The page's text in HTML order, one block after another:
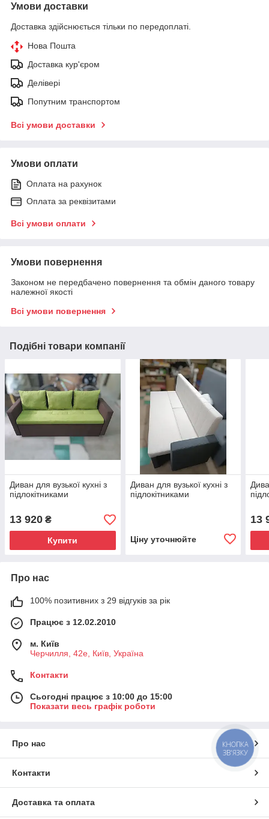
Умови доставки
Доставка здійснюється тільки по передоплаті.
Нова Пошта
Доставка кур'єром
Делівері
Попутним транспортом
Всі умови доставки
Умови оплати
Оплата на рахунок
Оплата за реквізитами
Всі умови оплати
Умови повернення
Законом не передбачено повернення та обмін даного товару
належної якості
Всі умови повернення
Подібні товари компанії
Диван для вузької кухні з
підлокітниками
13 920 ₴
Купити
Диван для вузької кухні з
підлокітниками
Ціну уточнюйте
13
Про нас
100% позитивних з 29 відгуків за рік
Працює з 12.02.2010
м. Київ
Черчилля, 42е, Київ, Україна
Контакти
Сьогодні працює з 10:00 до 15:00
Показати весь графік роботи
Про нас
Контакти
Доставка та оплата
КНОПКА
ЗВ'ЯЗКУ